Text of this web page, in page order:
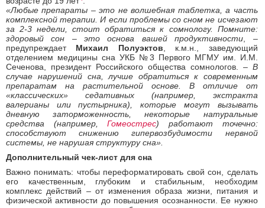
«Любые препараты – это не волшебная таблетка, а часть
комплексной терапии. И если проблемы со сном не исчезают
за 2-3 недели, стоит обратиться к сомнологу. Помните:
здоровый сон – это основа вашей продуктивности , –
предупреждает Михаил Полуэктов , к.м.н., заведующий
отделением медицины сна УКБ №3 Первого МГМУ им. И.М.
Сеченова, президент Российского общества сомнологов. – В
случае нарушений сна, лучше обратиться к современным
препаратам на растительной основе. В отличие от
«классических» седативных (например, экстракта
валерианы или пустырника), которые могут вызывать
дневную заторможенность, некоторые натуральные
средства (например,Гомеострес) работают точечно:
способствуют снижению гипервозбудимости нервной
системы, не нарушая структуру сна».
Дополнительный чек-лист для сна
Важно понимать: чтобы переформатировать свой сон, сделать
его качественным, глубоким и стабильным, необходим
комплекс действий – от изменения образа жизни, питания и
физической активности до повышения осознанности. Ее нужно